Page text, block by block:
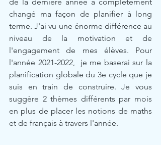
de la dernière année a complètement
changé ma façon de planifier à long
terme. J'ai vu une énorme différence au
niveau de la motivation et de
l'engagement de mes élèves. Pour
l'année 2021-2022,  je me baserai sur la
planification globale du 3e cycle que je
suis en train de construire. Je vous
suggère 2 thèmes différents par mois
en plus de placer les notions de maths
et de français à travers l'année.